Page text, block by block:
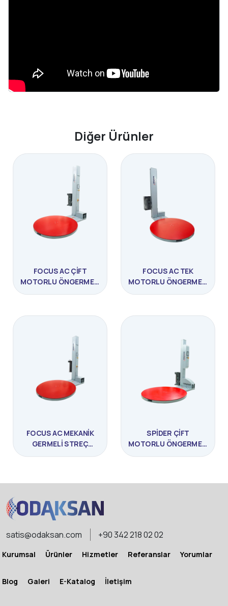
Diğer Ürünler
FOCUS AC ÇIFT
MOTORLU ÖNGERMELI
ÜST BASKILI STREÇ
FOCUS AC TEK
MOTORLU ÖNGERMELI
STREÇ MAKINESI
FOCUS AC MEKANIK
GERMELI STREÇ
SPIDER ÇIFT
MOTORLU ÖNGERMELI
satis@odaksan.com +90 342 218 02 02
Kurumsal Ürünler Hizmetler Referanslar Yorumlar
Blog Galeri E-Katalog İletişim